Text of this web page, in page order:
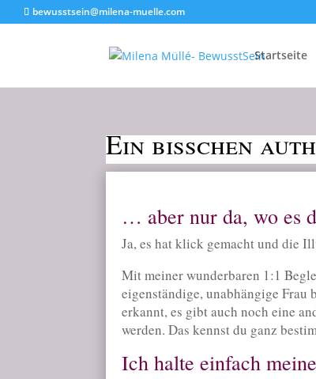
bewusstsein@milena-muelle.com
Startseite
Ein bisschen
… aber nur da, wo es
Ja, es hat klick gemacht und die
Mit meiner wunderbaren 1:1
eigenständige, unabhängige
erkannt, es gibt auch noch eine
werden. Das kennst du ganz
Ich halte einfach